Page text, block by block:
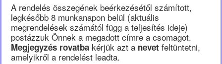
A rendelés összegének beérkezésétől számított,
legkésőbb 8 munkanapon belül (aktuális
megrendelések számától függ a teljesítés ideje)
postázzuk Önnek a megadott címre a csomagot.
Megjegyzés rovatba kérjük azt a nevet feltüntetni,
amelyikről a rendelést leadta.